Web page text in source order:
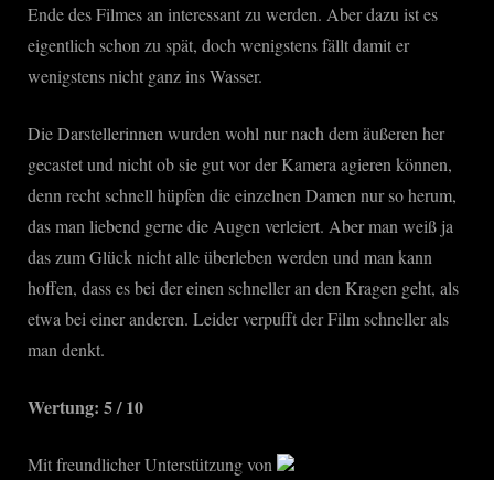
Ende des Filmes an interessant zu werden. Aber dazu ist es
eigentlich schon zu spät, doch wenigstens fällt damit er
wenigstens nicht ganz ins Wasser.
Die Darstellerinnen wurden wohl nur nach dem äußeren her
gecastet und nicht ob sie gut vor der Kamera agieren können,
denn recht schnell hüpfen die einzelnen Damen nur so herum,
das man liebend gerne die Augen verleiert. Aber man weiß ja
das zum Glück nicht alle überleben werden und man kann
hoffen, dass es bei der einen schneller an den Kragen geht, als
etwa bei einer anderen. Leider verpufft der Film schneller als
man denkt.
Wertung: 5 / 10
Mit freundlicher Unterstützung von